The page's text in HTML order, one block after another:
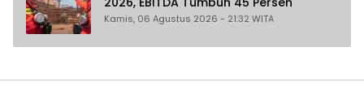
Kamis, 06 Agustus 2026 - 21:32 WITA